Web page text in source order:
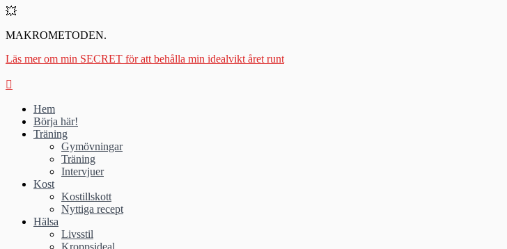
💥
MAKROMETODEN.
Läs mer om min SECRET för att behålla min idealvikt året runt
Hem
Börja här!
Träning
Gymövningar
Träning
Intervjuer
Kost
Kostillskott
Nyttiga recept
Hälsa
Livsstil
Kroppsideal